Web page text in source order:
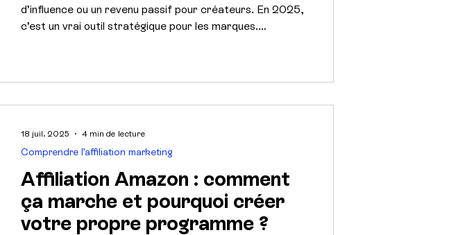
d’influence ou un revenu passif pour créateurs. En 2025,
c’est un vrai outil stratégique pour les marques.
Affiliation Amazon : comment
ça marche et pourquoi créer
votre propre programme ?
Comprendre l’affiliation marketing
18 juil. 2025 4 min de lecture